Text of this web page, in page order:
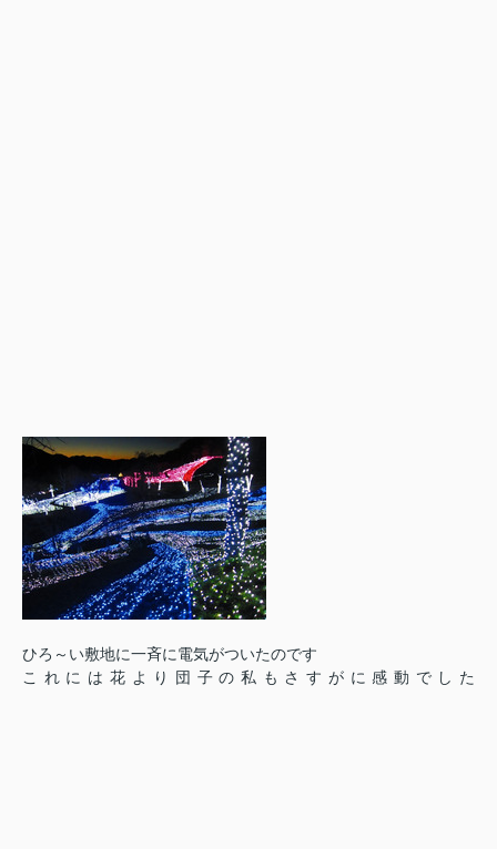
ひろ～い敷地に一斉に電気がついたのです
これには花より団子の私もさすがに感動でした